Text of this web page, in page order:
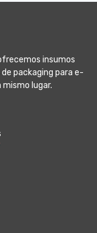
insumos
packaging para e-
lugar.